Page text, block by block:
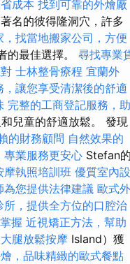
成本 找到可靠的外燴廠
名的彼得隆洞穴，許多
，找當地搬家公司，方便
的最佳選擇。 尋找專業
士林整骨療程 宜蘭外
，讓您享受清潔後的舒適
完整的工商登記服務，助
兒童的舒適放鬆。 發現
的財務顧問 自然效果的
專業服務更安心 Stefan的
摩執照培訓班 優質室內設
您提供法律建議 歐式外
所，提供全方位的口腔治
握 近視矯正方法，幫助
大腿放鬆按摩 Island）獲
，品味精緻的歐式餐點